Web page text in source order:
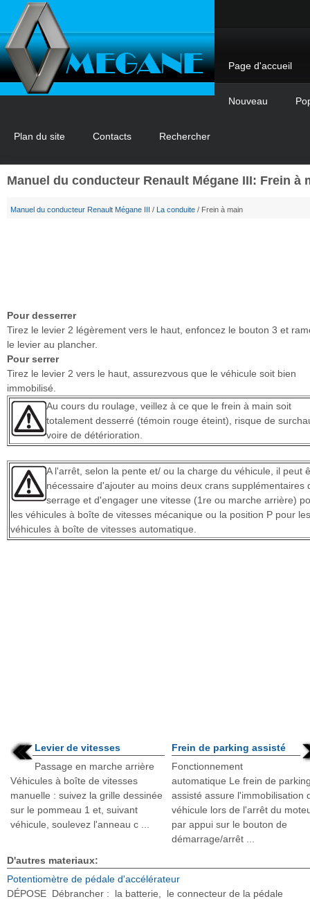
Page d'accueil
Nouveau
Plan du site Contacts Rechercher
Manuel du conducteur Renault Mégane III: Frein à
Manuel du conducteur Renault Mégane III / La conduite / Frein à main
Pour desserrer
Tirez le levier 2 légèrement vers le haut, enfoncez le bouton 3 et
le levier au plancher.
Pour serrer
Tirez le levier 2 vers le haut, assurezvous que le véhicule soit bien
immobilisé.
Au cours du roulage, veillez à ce que le frein à main soit
totalement desserré (témoin rouge éteint), risque de
voire de détérioration.
A l'arrêt, selon la pente et/ ou la charge du véhicule, il peut
nécessaire d'ajouter au moins deux crans supplémentaires
serrage et d'engager une vitesse (1re ou marche arrière)
les véhicules à boîte de vitesses mécanique ou la position P pour les
véhicules à boîte de vitesses automatique.
Levier de vitesses
Passage en marche arrière
Véhicules à boîte de vitesses
manuelle : suivez la grille dessinée
sur le pommeau 1 et, suivant
véhicule, soulevez l'anneau c ...
Frein de parking assisté
Fonctionnement
automatique Le frein de
assisté assure l'immobilisation
véhicule lors de l'arrêt du
par appui sur le bouton de
démarrage/arrêt ...
D'autres materiaux:
Potentiomètre de pédale d'accélérateur
DÉPOSE Débrancher : la batterie, le connecteur de la pédale